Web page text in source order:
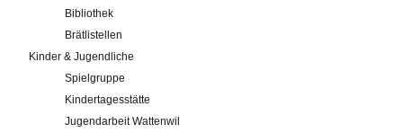
Bibliothek
Brätlistellen
Kinder & Jugendliche
Spielgruppe
Kindertagesstätte
Jugendarbeit Wattenwil